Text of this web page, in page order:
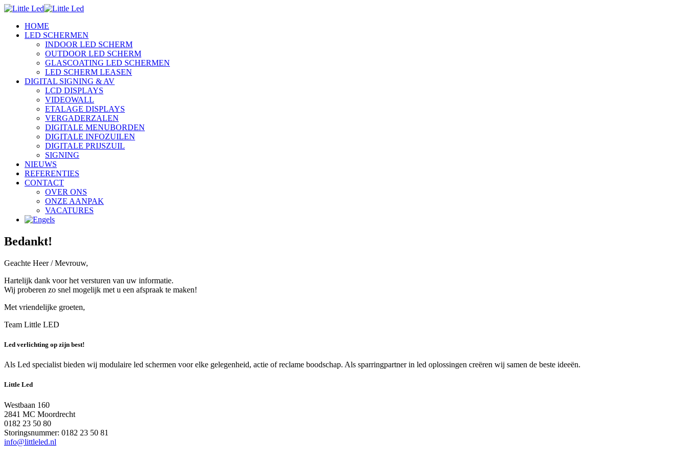
HOME
LED SCHERMEN
INDOOR LED SCHERM
OUTDOOR LED SCHERM
GLASCOATING LED SCHERMEN
LED SCHERM LEASEN
DIGITAL SIGNING & AV
LCD DISPLAYS
VIDEOWALL
ETALAGE DISPLAYS
VERGADERZALEN
DIGITALE MENUBORDEN
DIGITALE INFOZUILEN
DIGITALE PRIJSZUIL
SIGNING
NIEUWS
REFERENTIES
CONTACT
OVER ONS
ONZE AANPAK
VACATURES
Bedankt!
Geachte Heer / Mevrouw,
Hartelijk dank voor het versturen van uw informatie.
Wij proberen zo snel mogelijk met u een afspraak te maken!
Met vriendelijke groeten,
Team Little LED
Led verlichting op zijn best!
Als Led specialist bieden wij modulaire led schermen voor elke gelegenheid, actie of reclame boodschap. Als sparringpartner in led oplossingen creëren wij samen de beste ideeën.
Little Led
Westbaan 160
2841 MC Moordrecht
0182 23 50 80
Storingsnummer: 0182 23 50 81
info@littleled.nl